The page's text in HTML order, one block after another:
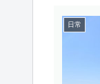
日常